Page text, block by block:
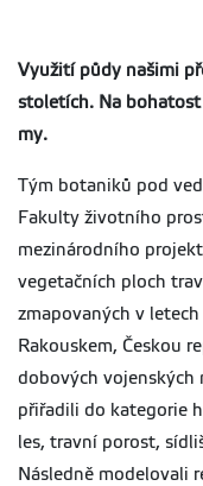
Využití půdy našimi
stoletích. Na
my.
Tým botaniků pod
Fakulty životního
mezinárodního
vegetačních ploch
zmapovaných v
Rakouskem, Českou
dobových vojenských
přiřadili do kategorie
les, travní porost,
Následně modelovali